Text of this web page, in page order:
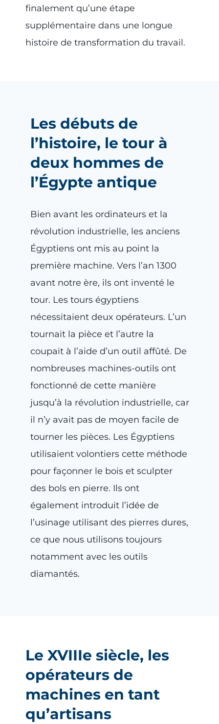
finalement qu’une étape
supplémentaire dans une longue
histoire de transformation du travail.
Les débuts de
l’histoire, le tour à
deux hommes de
l’Égypte antique
Bien avant les ordinateurs et la
révolution industrielle, les anciens
Égyptiens ont mis au point la
première machine. Vers l’an 1300
avant notre ère, ils ont inventé le
tour. Les tours égyptiens
nécessitaient deux opérateurs. L’un
tournait la pièce et l’autre la
coupait à l’aide d’un outil affûté. De
nombreuses machines-outils ont
fonctionné de cette manière
jusqu’à la révolution industrielle, car
il n’y avait pas de moyen facile de
tourner les pièces. Les Égyptiens
utilisaient volontiers cette méthode
pour façonner le bois et sculpter
des bols en pierre. Ils ont
également introduit l’idée de
l’usinage utilisant des pierres dures,
ce que nous utilisons toujours
notamment avec les outils
diamantés.
Le XVIIIe siècle, les
opérateurs de
machines en tant
qu’artisans